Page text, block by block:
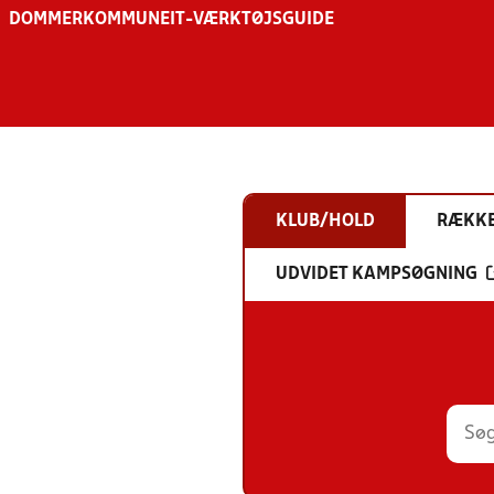
DOMMER KOMMUNE IT-VÆRKTØJSGUIDE
KLUB/HOLD
UDVIDET KAMPSØGNING